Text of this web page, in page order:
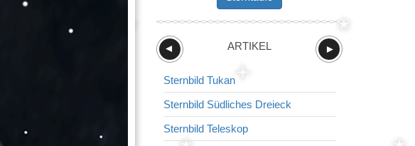
ARTIKEL ►
►
Sternbild Tukan
Sternbild Südliches Dreieck
Sternbild Teleskop